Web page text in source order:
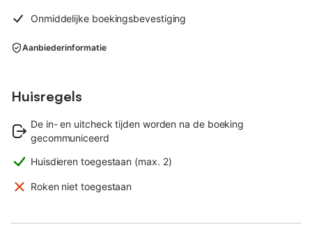
Onmiddelijke boekingsbevestiging
Aanbiederinformatie
Huisregels
De in- en uitcheck tijden worden na de boeking
gecommuniceerd
Huisdieren toegestaan (max. 2)
Roken niet toegestaan